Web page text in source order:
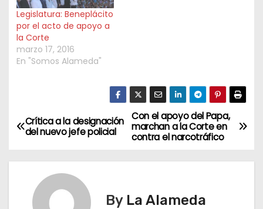
Legislatura: Beneplácito
por el acto de apoyo a
la Corte
marzo 17, 2016
En "Somos Alameda"
N
Con el apoyo del Papa,
marchan a la Corte en
contra el narcotráfico
Crítica a la designación
del nuevo jefe policial
By La Alameda